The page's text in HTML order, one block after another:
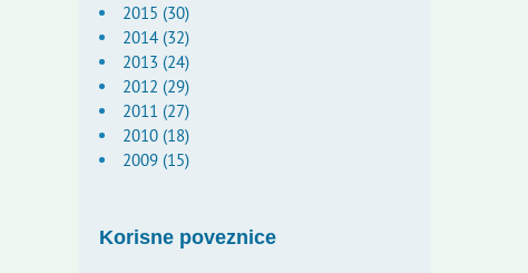
2015 (30)
2014 (32)
2013 (24)
2012 (29)
2011 (27)
2010 (18)
2009 (15)
Korisne poveznice